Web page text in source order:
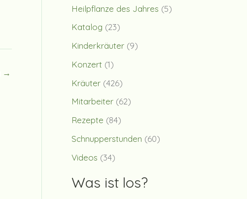
→
Heilpflanze des Jahres (5)
Katalog (23)
Kinderkräuter (9)
Konzert (1)
Kräuter (426)
Mitarbeiter (62)
Rezepte (84)
Schnupperstunden (60)
Videos (34)
Was ist los?